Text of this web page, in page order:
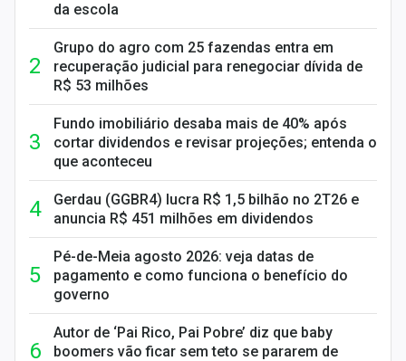
da escola
Grupo do agro com 25 fazendas entra em
recuperação judicial para renegociar dívida de
R$ 53 milhões
Fundo imobiliário desaba mais de 40% após
cortar dividendos e revisar projeções; entenda o
que aconteceu
Gerdau (GGBR4) lucra R$ 1,5 bilhão no 2T26 e
anuncia R$ 451 milhões em dividendos
Pé-de-Meia agosto 2026: veja datas de
pagamento e como funciona o benefício do
governo
Autor de ‘Pai Rico, Pai Pobre’ diz que baby
boomers vão ficar sem teto se pararem de